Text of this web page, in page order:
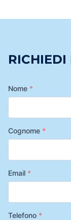
RICHIEDI
Nome *
Cognome *
Email *
Telefono *